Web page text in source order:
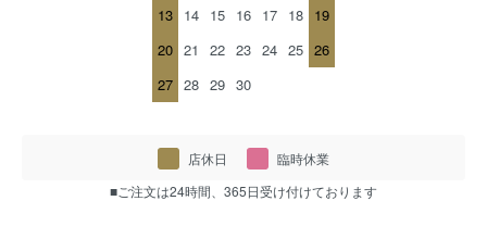
13 14 15 16 17 18 19
20 21 22 23 24 25 26
27 28 29 30
店休日
臨時休業
■ご注文は24時間、365日受け付けております